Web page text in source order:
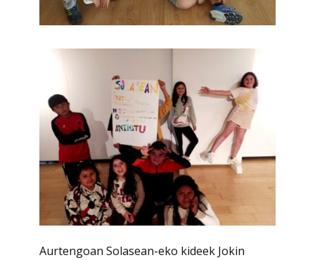
Aurtengoan Solasean-eko kideek Jokin